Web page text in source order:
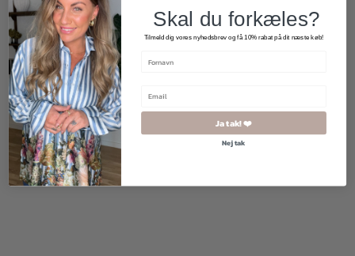
400,00kr.200,00
Skal du forkæles?
Tilmeld dig vores nyhedsbrev og få 10% rabat på dit næste køb!
Ja tak! ❤️
Nej tak